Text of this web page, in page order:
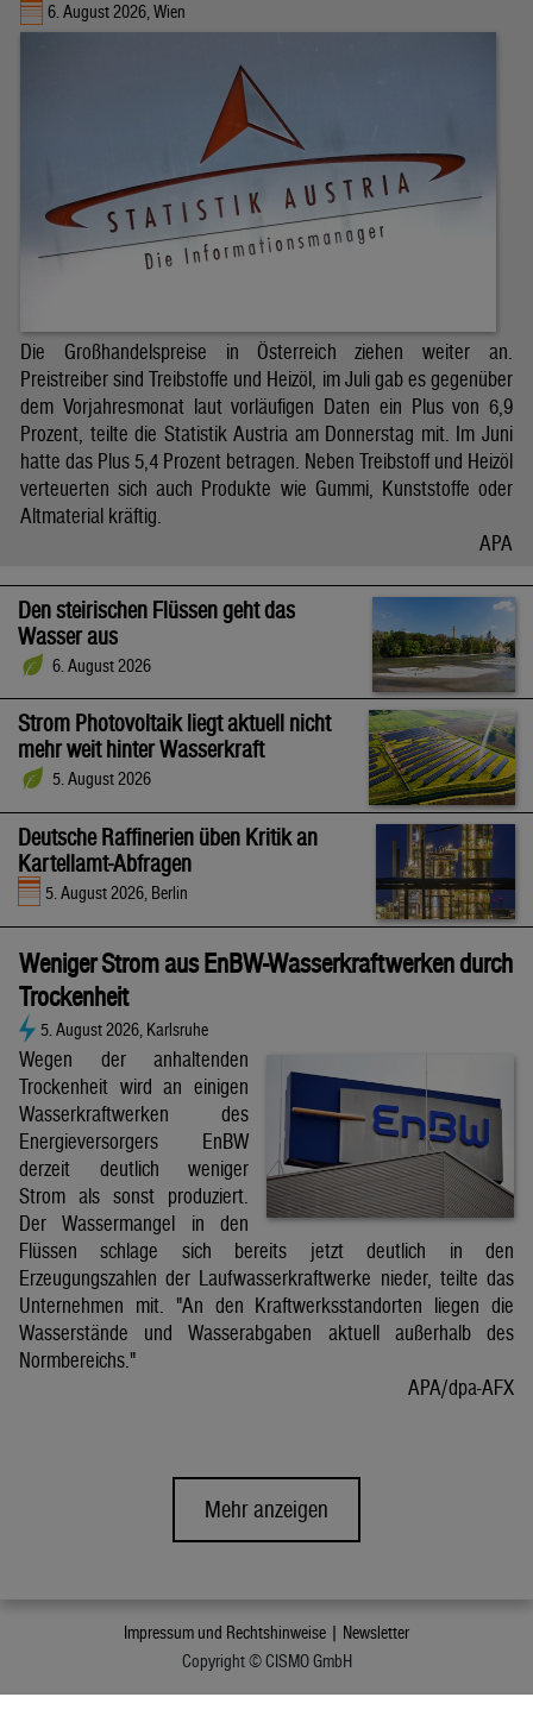
6. August 2026, Wien
Die Großhandelspreise in Österreich ziehen weiter an.
Preistreiber sind Treibstoffe und Heizöl, im Juli gab es gegenüber
dem Vorjahresmonat laut vorläufigen Daten ein Plus von 6,9
Prozent, teilte die Statistik Austria am Donnerstag mit. Im Juni
hatte das Plus 5,4 Prozent betragen. Neben Treibstoff und Heizöl
verteuerten sich auch Produkte wie Gummi, Kunststoffe oder
Altmaterial kräftig.
APA
Den steirischen Flüssen geht das
Wasser aus
6. August 2026
Strom Photovoltaik liegt aktuell nicht
mehr weit hinter Wasserkraft
5. August 2026
Deutsche Raffinerien üben Kritik an
Kartellamt-Abfragen
5. August 2026, Berlin
Weniger Strom aus EnBW-Wasserkraftwerken durch
Trockenheit
5. August 2026, Karlsruhe
Wegen der anhaltenden
Trockenheit wird an einigen
Wasserkraftwerken des
Energieversorgers EnBW
derzeit deutlich weniger
Strom als sonst produziert.
Der Wassermangel in den
Flüssen schlage sich bereits jetzt deutlich in den
Erzeugungszahlen der Laufwasserkraftwerke nieder, teilte das
Unternehmen mit. "An den Kraftwerksstandorten liegen die
Wasserstände und Wasserabgaben aktuell außerhalb des
Normbereichs."
APA/dpa-AFX
Mehr anzeigen
Impressum und Rechtshinweise | Newsletter
Copyright © CISMO GmbH